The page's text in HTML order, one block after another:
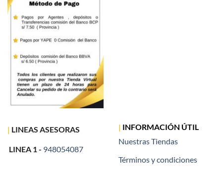
| LINEAS ASESORAS
LINEA 1 - 948054087
| INFORMACIÓN ÚTIL
Nuestras Tiendas
Términos y condiciones